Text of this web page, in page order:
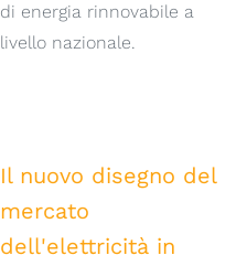
di energia rinnovabile a
livello nazionale.
Il nuovo disegno del
mercato
dell'elettricità in